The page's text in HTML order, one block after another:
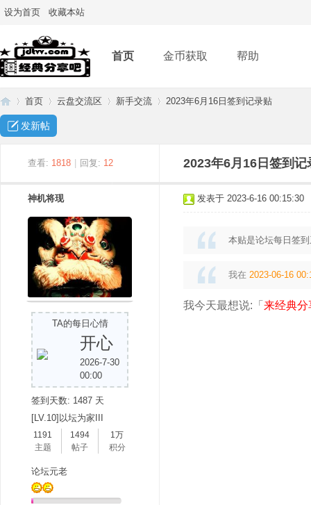
设为首页 收藏本站
首页 金币获取 帮助
首页
›
云盘交流区
›
新手交流 2023年6月16日签到记录贴
发新帖
查看: 1818 回复: 12 2023年6月16日签到记
神机将现
TA的每日心情
开心
2026-7-30
00:00
签到天数: 1487 天
[LV.10]以坛为家III
1191
主题
1494
帖子
1万
积分
论坛元老
发表于 2023-6-16 00:15:30
本贴是论坛每日签
我在 2023-06-16
我今天最想说:「 来经典分